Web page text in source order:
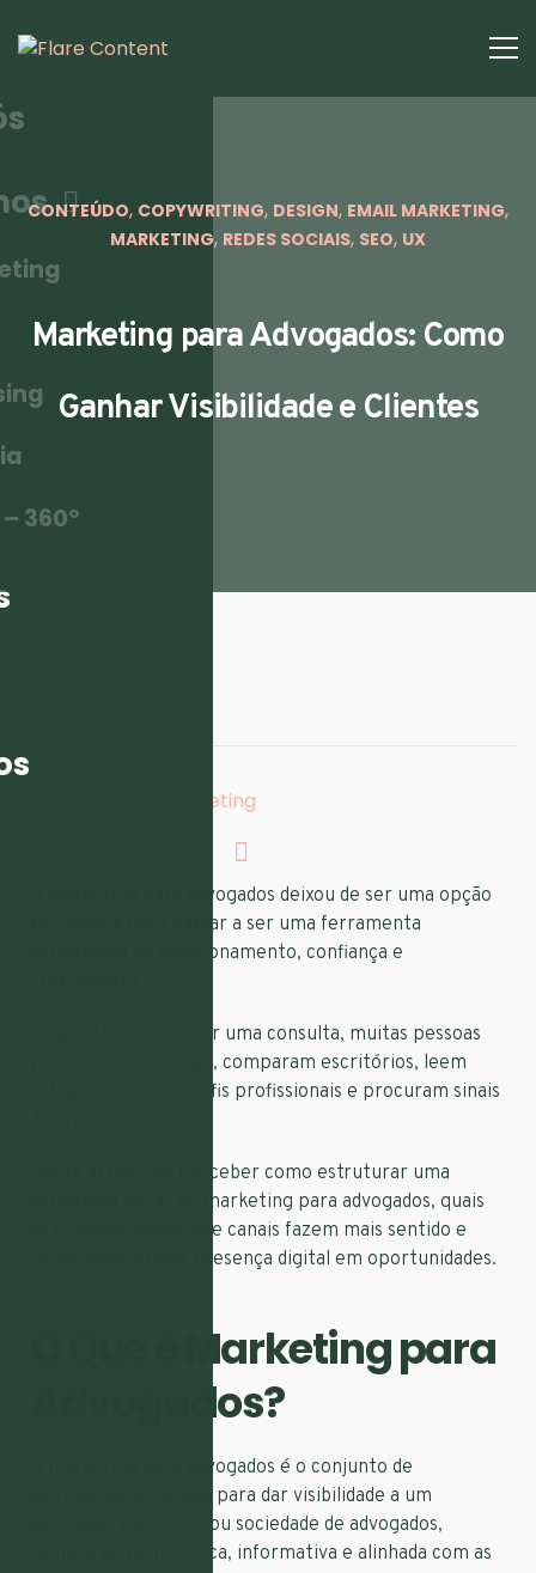
360º
CONTEÚDO, COPYWRITING, DESIGN, EMAIL MARKETING,
MARKETING, REDES SOCIAIS, SEO, UX
Marketing para Advogados: Como
Ganhar Visibilidade e Clientes
TAGS:
Estratégias De Marketing
O marketing para advogados deixou de ser uma opção
secundária para passar a ser uma ferramenta
estratégica de posicionamento, confiança e
Hoje, antes de marcar uma consulta, muitas pessoas
pesquisam no Google, comparam escritórios, leem
artigos, analisam perfis profissionais e procuram sinais
Neste artigo, vai perceber como estruturar uma
estratégia eficaz de marketing para advogados, quais
os cuidados legais, que canais fazem mais sentido e
como transformar presença digital em oportunidades.
O Que é Marketing para
Advogados?
O marketing para advogados é o conjunto de
estratégias utilizadas para dar visibilidade a um
advogado, escritório ou sociedade de advogados,
sempre de forma ética, informativa e alinhada com as